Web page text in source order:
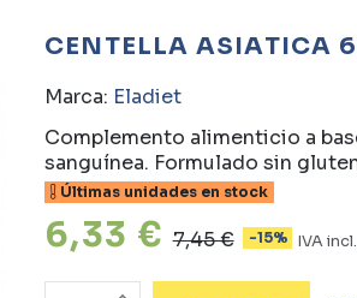
CENTELLA ASIATICA
Marca: Eladiet
Complemento alimenticio a
sanguínea. Formulado sin
Últimas unidades en stock
6,33 € 7,45 € -15% IVA incl.